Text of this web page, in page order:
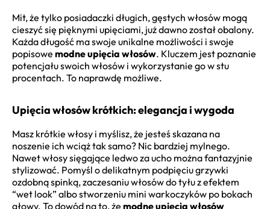
Mit, że tylko posiadaczki długich, gęstych włosów mogą
cieszyć się pięknymi upięciami, już dawno został obalony.
Każda długość ma swoje unikalne możliwości i swoje
popisowe modne upięcia włosów. Kluczem jest poznanie
potencjału swoich włosów i wykorzystanie go w stu
procentach. To naprawdę możliwe.
Upięcia włosów krótkich: elegancja i wygoda
Masz krótkie włosy i myślisz, że jesteś skazana na
noszenie ich wciąż tak samo? Nic bardziej mylnego.
Nawet włosy sięgające ledwo za ucho można fantazyjnie
stylizować. Pomyśl o delikatnym podpięciu grzywki
ozdobną spinką, zaczesaniu włosów do tyłu z efektem
“wet look” albo stworzeniu mini warkoczyków po bokach
głowy. To dowód na to, że modne upięcia włosów